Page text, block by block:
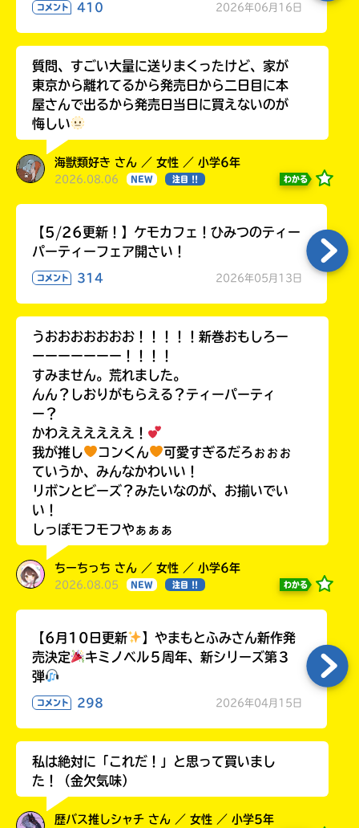
コメント 410 2026年06月16日
質問、すごい大量に送りまくったけど、家が
東京から離れてるから発売日から二日目に本
屋さんで出るから発売日当日に買えないのが
悔しい
海獣類好き さん ／ 女性 ／ 小学6年
2026.08.06 NEW 注目 !! わかる
【5/26更新！】ケモカフェ！ひみつのティー
パーティーフェア開さい！
コメント 314 2026年05月13日
うおおおおおおお！！！！！新巻おもしろー
ーーーーーーー！！！！
すみません。荒れました。
んん？しおりがもらえる？ティーパーティ
ー？
かわええええええ！
我が推し
コンくん
可愛すぎるだろぉぉぉ
ていうか、みんなかわいい！
リボンとビーズ？みたいなのが、お揃いでい
い！
しっぽモフモフやぁぁぁ
ちーちっち さん ／ 女性 ／ 小学6年
2026.08.05 NEW 注目 !! わかる
【6月10日更新
】やまもとふみさん新作発
売決定
キミノベル５周年、新シリーズ第３
弾
コメント 298 2026年04月15日
私は絶対に「これだ！」と思って買いまし
た！（金欠気味）
歴バス推しシャチ さん ／ 女性 ／ 小学5年